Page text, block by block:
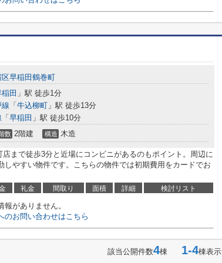
区早稲田鶴巻町
田 」駅 徒歩1分
「 牛込柳町 」駅 徒歩13分
「 早稲田 」駅 徒歩10分
数 2階建 構造 木造
店まで徒歩3分と近場にコンビニがあるのもポイント。周辺に
しやすい物件です。こちらの物件では初期費用をカードでお
礼金 間取り 面積 詳細 検討リスト
報がありません。
のお問い合わせはこちら
該当公開件数4棟 1-4棟表示